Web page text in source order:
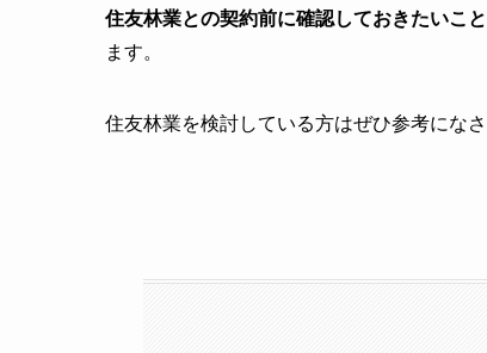
住友林業との契約前に確認しておきたいこと
ます。
住友林業を検討している方はぜひ参考になさ